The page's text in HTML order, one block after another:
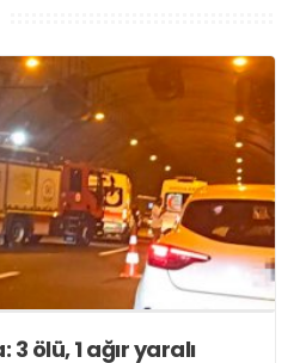
ölü, 1 ağır yaralı